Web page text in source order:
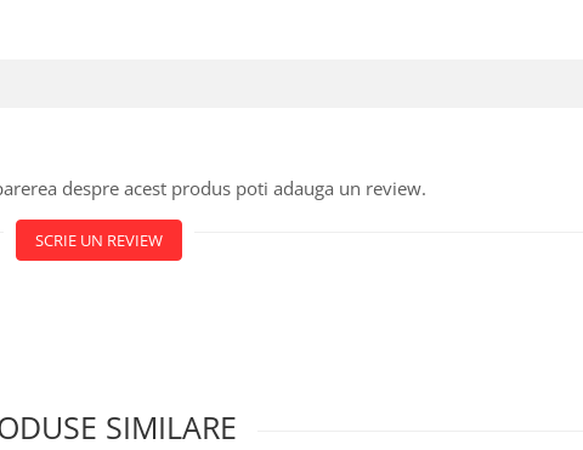
despre acest produs poti adauga un review.
SCRIE UN REVIEW
SIMILARE